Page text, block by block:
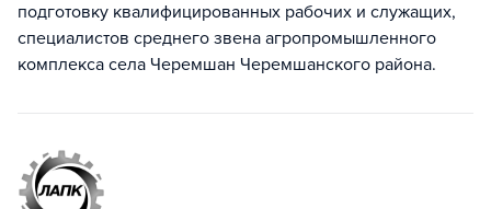
подготовку квалифицированных рабочих и служащих,
специалистов среднего звена агропромышленного
комплекса села Черемшан Черемшанского района.